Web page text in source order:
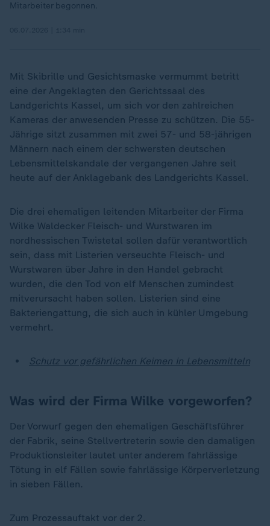
Mitarbeiter begonnen.
Mit Skibrille und Gesichtsmaske vermummt betritt
eine der Angeklagten den Gerichtssaal des
Landgerichts Kassel, um sich vor den zahlreichen
Kameras der anwesenden Presse zu schützen. Die 55-
Jährige sitzt zusammen mit zwei 57- und 58-jährigen
Männern nach einem der schwersten deutschen
Lebensmittelskandale der vergangenen Jahre seit
heute auf der Anklagebank des Landgerichts Kassel.
Die drei ehemaligen leitenden Mitarbeiter der Firma
Wilke Waldecker Fleisch- und Wurstwaren im
nordhessischen Twistetal sollen dafür verantwortlich
sein, dass mit Listerien verseuchte Fleisch- und
Wurstwaren über Jahre in den Handel gebracht
wurden, die den Tod von elf Menschen zumindest
mitverursacht haben sollen. Listerien sind eine
Bakteriengattung, die sich auch in kühler Umgebung
vermehrt.
Schutz vor gefährlichen Keimen in Lebensmitteln
Was wird der Firma Wilke vorgeworfen?
Der Vorwurf gegen den ehemaligen Geschäftsführer
der Fabrik, seine Stellvertreterin sowie den damaligen
Produktionsleiter lautet unter anderem fahrlässige
Tötung in elf Fällen sowie fahrlässige Körperverletzung
in sieben Fällen.
Zum Prozessauftakt vor der 2.